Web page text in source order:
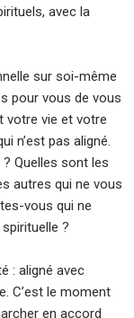
avec la
sur soi-même
pour vous de vous
votre vie et votre
n’est pas aligné.
Quelles sont les
autres qui ne vous
vous qui ne
?
: aligné avec
C’est le moment
en accord